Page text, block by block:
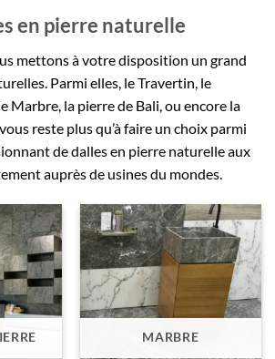
en pierre naturelle
mettons à votre disposition un grand
Parmi elles, le Travertin, le
Marbre, la pierre de Bali, ou encore la
reste plus qu’à faire un choix parmi
de dalles en pierre naturelle aux
auprès de usines du mondes.
MARBRE